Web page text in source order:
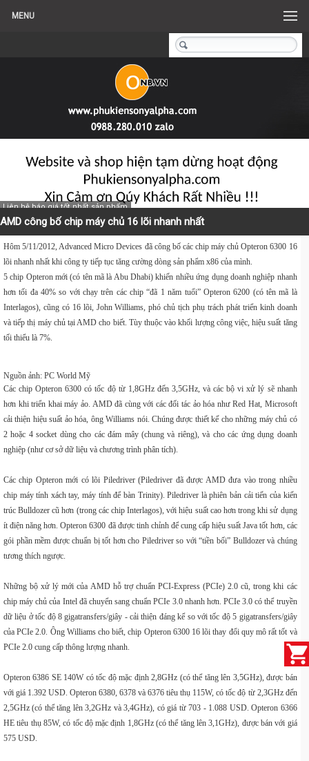
MENU
Liên hệ báo giá tốt nhất sản phẩm
AMD công bố chip máy chủ 16 lõi nhanh nhất
Hôm 5/11/2012, Advanced Micro Devices đã công bố các chip máy chủ Opteron 6300 16
lõi nhanh nhất khi công ty tiếp tục tăng cường dòng sản phẩm x86 của mình.
5 chip Opteron mới (có tên mã là Abu Dhabi) khiến nhiều ứng dụng doanh nghiệp nhanh
hơn tối đa 40% so với chạy trên các chip “đã 1 năm tuổi” Opteron 6200 (có tên mã là
Interlagos), cũng có 16 lõi, John Williams, phó chủ tịch phụ trách phát triển kinh doanh
và tiếp thị máy chủ tại AMD cho biết. Tùy thuộc vào khối lượng công việc, hiệu suất tăng
tối thiểu là 7%.
Nguồn ảnh: PC World Mỹ
Các chip Opteron 6300 có tốc độ từ 1,8GHz đến 3,5GHz, và các bộ vi xử lý sẽ nhanh
hơn khi triển khai máy ảo. AMD đã cùng với các đối tác ảo hóa như Red Hat, Microsoft
cải thiện hiệu suất ảo hóa, ông Williams nói. Chúng được thiết kế cho những máy chủ có
2 hoặc 4 socket dùng cho các đám mây (chung và riêng), và cho các ứng dụng doanh
nghiệp (như cơ sở dữ liệu và chương trình phân tích).
Các chip Opteron mới có lõi Piledriver (Piledriver đã được AMD đưa vào trong nhiều
chip máy tính xách tay,máy tính để bàn Trinity). Piledriver là phiên bản cải tiến của kiến
trúc Bulldozer cũ hơn (trong các chip Interlagos), với hiệu suất cao hơn trong khi sử dụng
ít điện năng hơn. Opteron 6300 đã được tinh chỉnh để cung cấp hiệu suất Java tốt hơn, các
gói phần mềm được chuẩn bị tốt hơn cho Piledriver so với “tiền bối” Bulldozer và chúng
tương thích ngược.
Những bộ xử lý mới của AMD hỗ trợ chuẩn PCI-Express (PCIe) 2.0 cũ, trong khi các
chip máy chủ của Intel đã chuyển sang chuẩn PCIe 3.0 nhanh hơn. PCIe 3.0 có thể truyền
dữ liệu ở tốc độ 8 gigatransfers/giây - cải thiện đáng kể so với tốc độ 5 gigatransfers/giây
của PCIe 2.0. Ông Williams cho biết, chip Opteron 6300 16 lõi thay đổi quy mô rất tốt và
PCIe 2.0 cung cấp thông lượng nhanh.
Opteron 6386 SE 140W có tốc độ mặc định 2,8GHz (có thể tăng lên 3,5GHz), được bán
với giá 1.392 USD. Opteron 6380, 6378 và 6376 tiêu thụ 115W, có tốc độ từ 2,3GHz đến
2,5GHz (có thể tăng lên 3,2GHz và 3,4GHz), có giá từ 703 - 1.088 USD. Opteron 6366
HE tiêu thụ 85W, có tốc độ mặc định 1,8GHz (có thể tăng lên 3,1GHz), được bán với giá
575 USD.